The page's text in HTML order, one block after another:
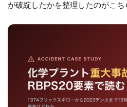
が破綻したかを整理したのがこち